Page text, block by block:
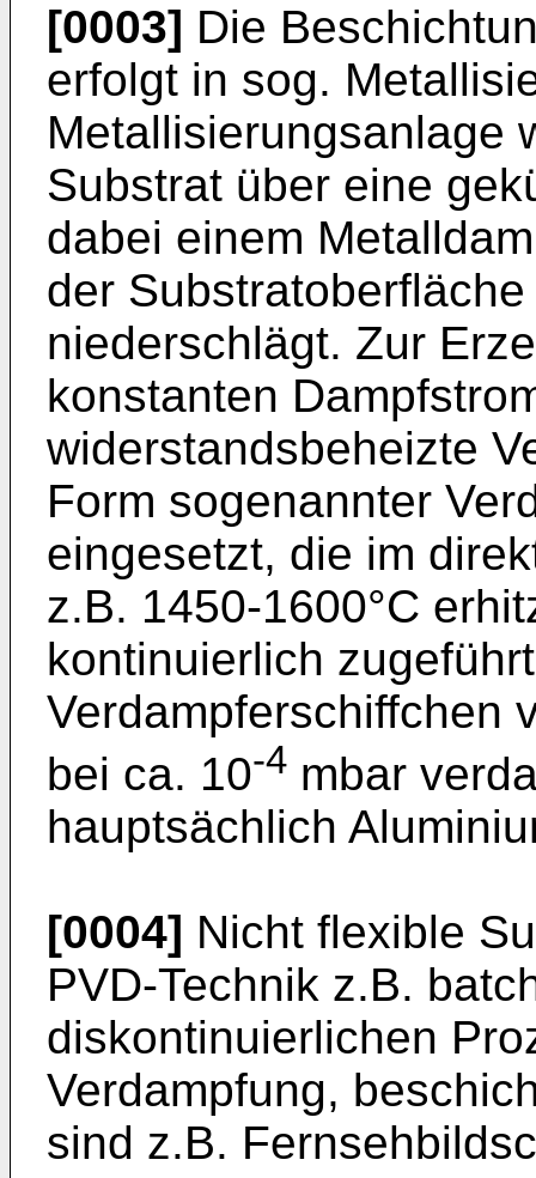
[0003] Die
erfolgt in sog.
Metallisierungsanlage
Substrat über eine
dabei einem
der
niederschlägt. Zur
konstanten
widerstandsbeheizte
Form sogenannter
eingesetzt, die im
z.B. 1450-1600°C
kontinuierlich
Verdampferschiffchen
bei ca. 10-4 mbar
hauptsächlich
[0004] Nicht flexible
PVD-Technik z.B.
diskontinuierlichen
Verdampfung,
sind z.B.